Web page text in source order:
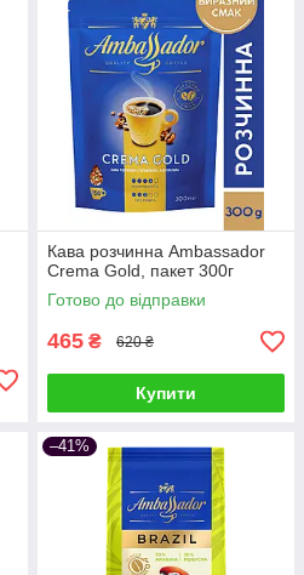
Кава розчинна Ambassador
Crema Gold, пакет 300г
Готово до відправки
465 ₴ 620 ₴
Купити
–41%